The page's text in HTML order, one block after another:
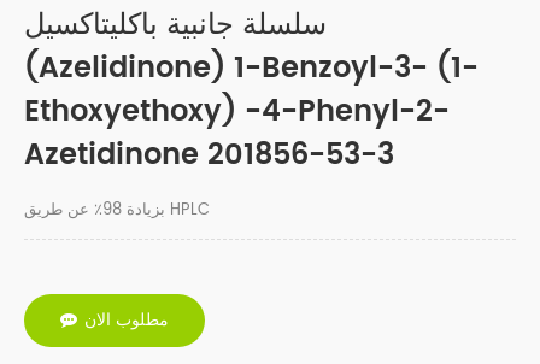
سلسلة جانبية باكليتاكسيل
(Azelidinone) 1-Benzoyl-3- (1-
Ethoxyethoxy) -4-Phenyl-2-
Azetidinone 201856-53-3
بزيادة 98٪ عن طريق HPLC
مطلوب الان